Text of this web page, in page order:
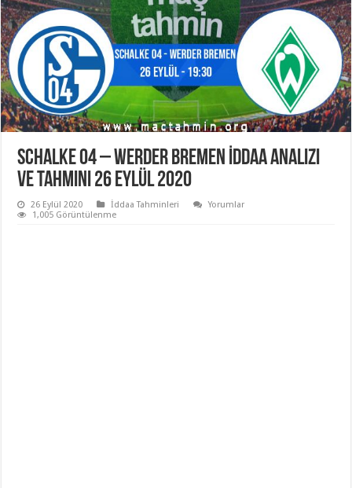
Schalke 04 – Werder Bremen İddaa Analizi
ve Tahmini 26 Eylül 2020
26 Eylül 2020 İddaa Tahminleri
Yorumlar
1,005 Görüntülenme